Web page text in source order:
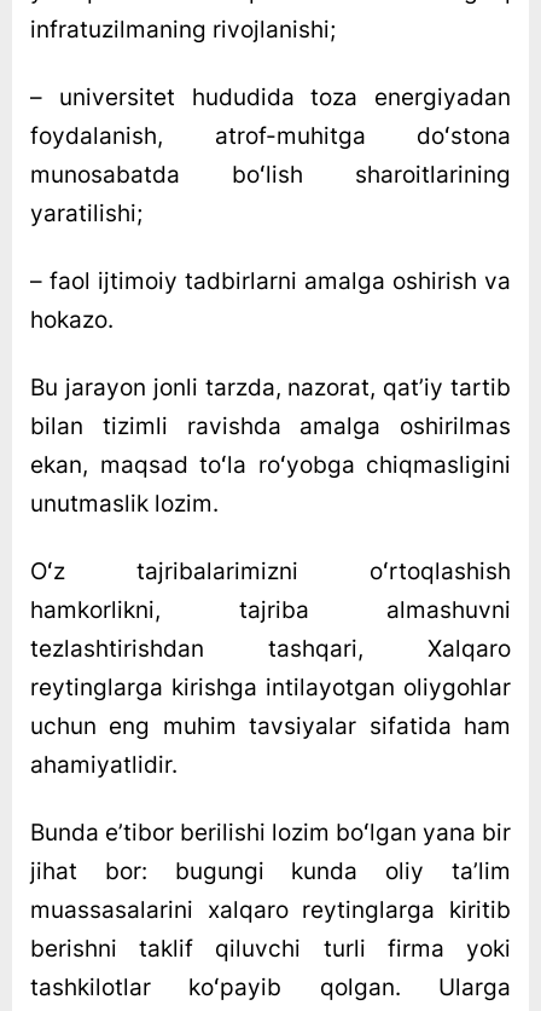
infratuzilmaning rivojlanishi;
– universitet hududida toza energiyadan
foydalanish, atrof-muhitga doʻstona
munosabatda boʻlish sharoitlarining
yaratilishi;
– faol ijtimoiy tadbirlarni amalga oshirish va
hokazo.
Bu jarayon jonli tarzda, nazorat, qatʼiy tartib
bilan tizimli ravishda amalga oshirilmas
ekan, maqsad toʻla roʻyobga chiqmasligini
unutmaslik lozim.
Oʻz tajribalarimizni oʻrtoqlashish
hamkorlikni, tajriba almashuvni
tezlashtirishdan tashqari, Xalqaro
reytinglarga kirishga intilayotgan oliygohlar
uchun eng muhim tavsiyalar sifatida ham
ahamiyatlidir.
Bunda eʼtibor berilishi lozim boʻlgan yana bir
jihat bor: bugungi kunda oliy taʼlim
muassasalarini xalqaro reytinglarga kiritib
berishni taklif qiluvchi turli firma yoki
tashkilotlar koʻpayib qolgan. Ularga